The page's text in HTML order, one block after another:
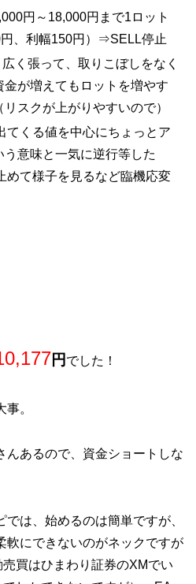
円～18,000円まで1ロット
、利幅150円）⇒SELL停止
く張って、取りこぼしをなく
金が増えてもロットを増やす
スクが上がりやすいので）
てくる値を中心にちょっとア
意味と一気に逆行等した
めて様子を見るなど臨機応変
円 でした！
。
んあるので、資金ショートしな
は、始めるのは簡単ですが、
軟にできないのがネックですが
売買はひまわり証券のXMでい